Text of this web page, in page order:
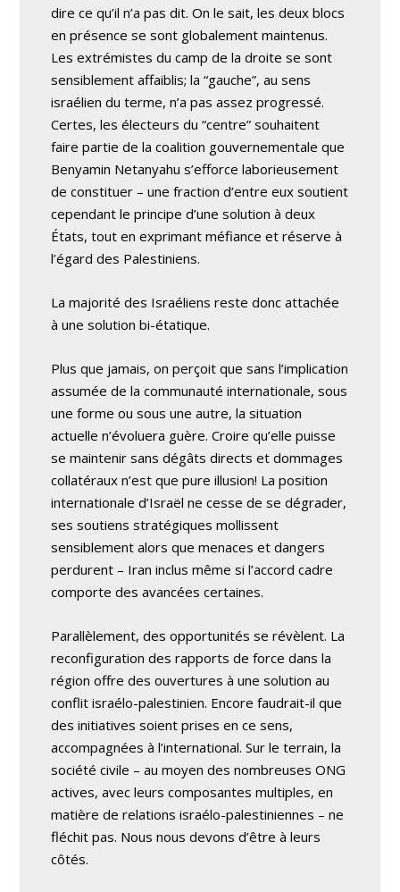
dire ce qu’il n’a pas dit. On le sait, les deux blocs
en présence se sont globalement maintenus.
Les extrémistes du camp de la droite se sont
sensiblement affaiblis; la “gauche”, au sens
israélien du terme, n’a pas assez progressé.
Certes, les électeurs du “centre” souhaitent
faire partie de la coalition gouvernementale que
Benyamin Netanyahu s’efforce laborieusement
de constituer – une fraction d’entre eux soutient
cependant le principe d’une solution à deux
États, tout en exprimant méfiance et réserve à
l’égard des Palestiniens.
La majorité des Israéliens reste donc attachée
à une solution bi-étatique.
Plus que jamais, on perçoit que sans l’implication
assumée de la communauté internationale, sous
une forme ou sous une autre, la situation
actuelle n’évoluera guère. Croire qu’elle puisse
se maintenir sans dégâts directs et dommages
collatéraux n’est que pure illusion! La position
internationale d’Israël ne cesse de se dégrader,
ses soutiens stratégiques mollissent
sensiblement alors que menaces et dangers
perdurent – Iran inclus même si l’accord cadre
comporte des avancées certaines.
Parallèlement, des opportunités se révèlent. La
reconfiguration des rapports de force dans la
région offre des ouvertures à une solution au
conflit israélo-palestinien. Encore faudrait-il que
des initiatives soient prises en ce sens,
accompagnées à l’international. Sur le terrain, la
société civile – au moyen des nombreuses ONG
actives, avec leurs composantes multiples, en
matière de relations israélo-palestiniennes – ne
fléchit pas. Nous nous devons d’être à leurs
côtés.